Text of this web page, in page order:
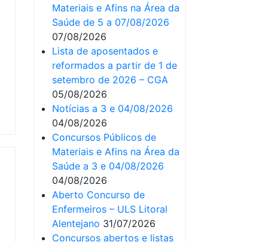
Materiais e Afins na Área da
Saúde de 5 a 07/08/2026
07/08/2026
Lista de aposentados e
reformados a partir de 1 de
setembro de 2026 – CGA
05/08/2026
Notícias a 3 e 04/08/2026
04/08/2026
Concursos Públicos de
Materiais e Afins na Área da
Saúde a 3 e 04/08/2026
04/08/2026
Aberto Concurso de
Enfermeiros – ULS Litoral
Alentejano 31/07/2026
Concursos abertos e listas